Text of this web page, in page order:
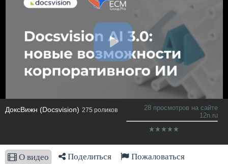
ДоксВижн (Docsvision) 275 роликов
28 просмотров на сайте
12n.ru
О видео Поделиться Пожаловаться